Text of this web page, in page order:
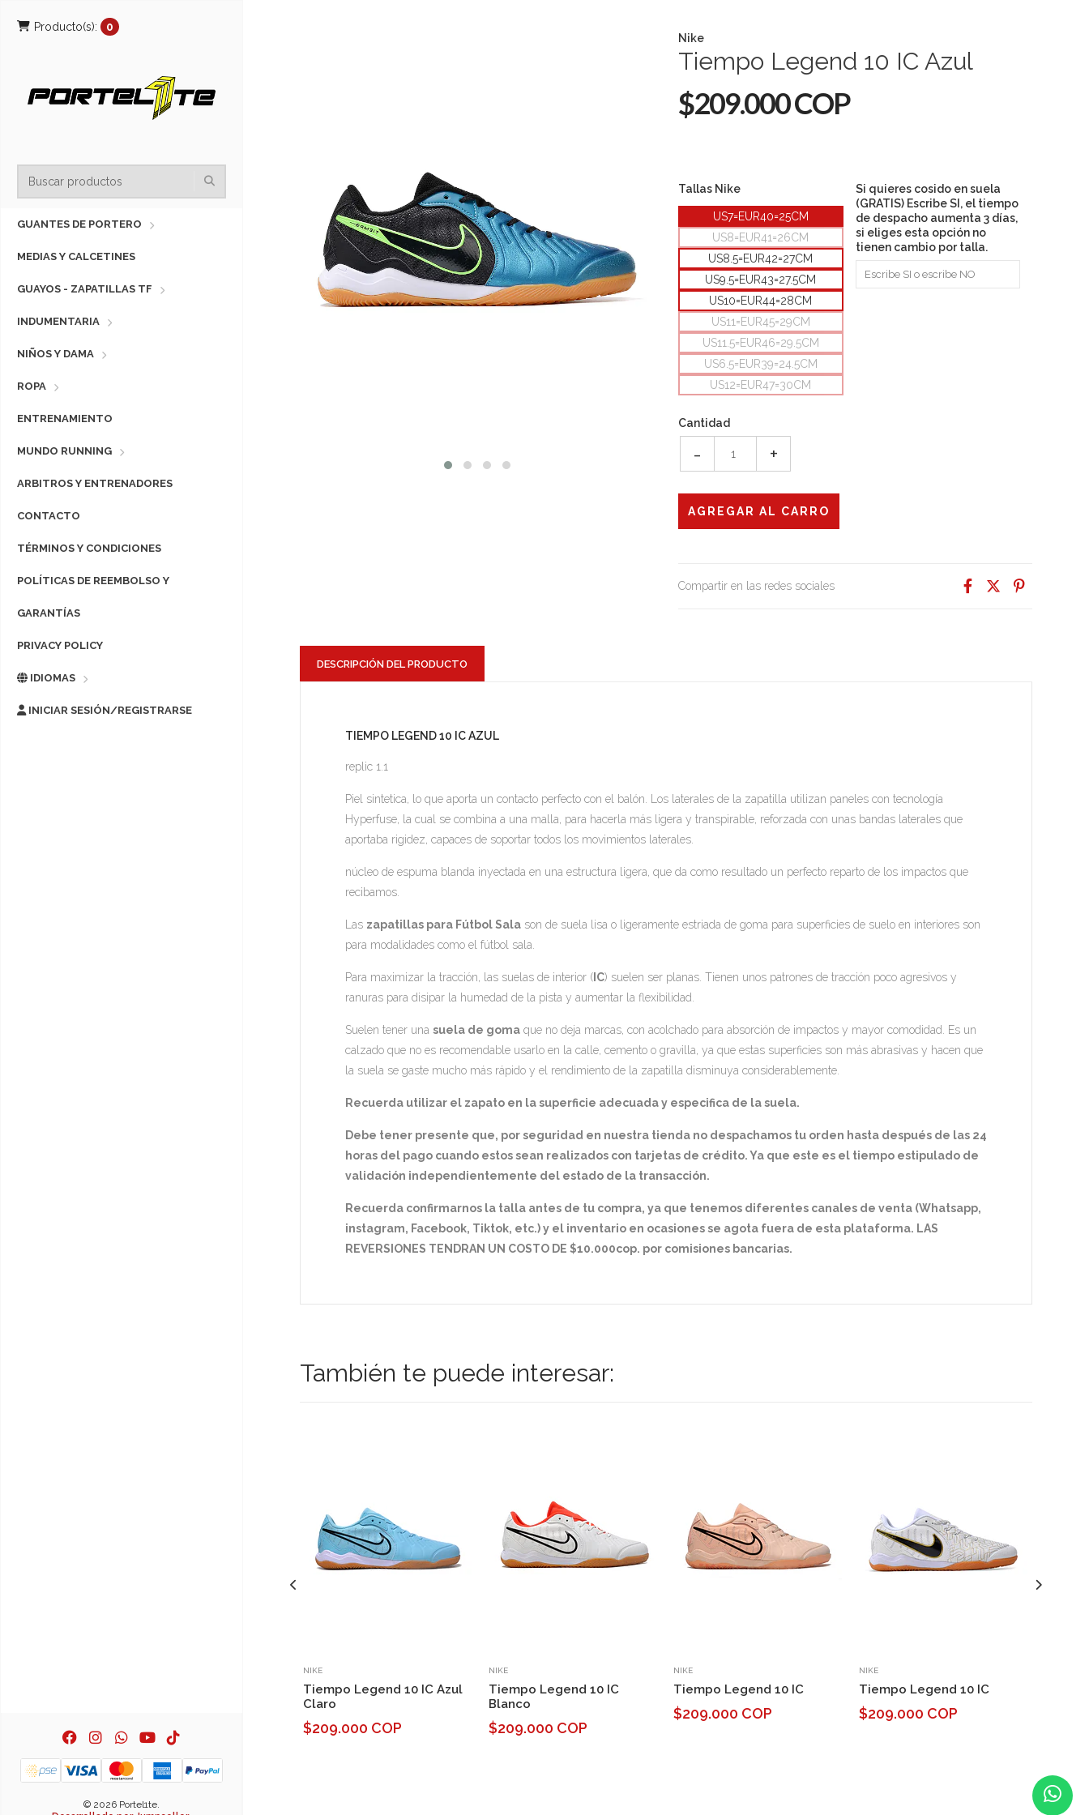
Producto(s): 0
GUANTES DE PORTERO
MEDIAS Y CALCETINES
GUAYOS - ZAPATILLAS TF
INDUMENTARIA
NIÑOS Y DAMA
ROPA
ENTRENAMIENTO
MUNDO RUNNING
ARBITROS Y ENTRENADORES
CONTACTO
TÉRMINOS Y CONDICIONES
POLÍTICAS DE REEMBOLSO Y
GARANTÍAS
PRIVACY POLICY
IDIOMAS
INICIAR SESIÓN/REGISTRARSE
© 2026 Portel1te.
Nike
Tiempo Legend 10 IC Azul
$209.000 COP
Tallas Nike
US7=EUR40=25CM
US8=EUR41=26CM
US8.5=EUR42=27CM
US9.5=EUR43=27.5CM
US10=EUR44=28CM
US11=EUR45=29CM
US11.5=EUR46=29.5CM
US6.5=EUR39=24.5CM
US12=EUR47=30CM
Si quieres cosido en suela
(GRATIS) Escribe SI, el tiempo
de despacho aumenta 3 días,
si eliges esta opción no
tienen cambio por talla.
Cantidad
- +
Compartir en las redes sociales
DESCRIPCIÓN DEL PRODUCTO
TIEMPO LEGEND 10 IC AZUL
replic 1.1
Piel sintetica, lo que aporta un contacto perfecto con el balón. Los laterales de la zapatilla utilizan paneles con tecnología
Hyperfuse, la cual se combina a una malla, para hacerla más ligera y transpirable, reforzada con unas bandas laterales que
aportaba rigidez, capaces de soportar todos los movimientos laterales.
núcleo de espuma blanda inyectada en una estructura ligera, que da como resultado un perfecto reparto de los impactos que
recibamos.
Las zapatillas para Fútbol Sala son de suela lisa o ligeramente estriada de goma para superficies de suelo en interiores son
para modalidades como el fútbol sala.
Para maximizar la tracción, las suelas de interior ( IC) suelen ser planas. Tienen unos patrones de tracción poco agresivos y
ranuras para disipar la humedad de la pista y aumentar la flexibilidad.
Suelen tener una suela de goma que no deja marcas, con acolchado para absorción de impactos y mayor comodidad. Es un
calzado que no es recomendable usarlo en la calle, cemento o gravilla, ya que estas superficies son más abrasivas y hacen que
la suela se gaste mucho más rápido y el rendimiento de la zapatilla disminuya considerablemente.
Recuerda utilizar el zapato en la superficie adecuada y especifica de la suela.
Debe tener presente que, por seguridad en nuestra tienda no despachamos tu orden hasta después de las 24
horas del pago cuando estos sean realizados con tarjetas de crédito. Ya que este es el tiempo estipulado de
validación independientemente del estado de la transacción.
Recuerda confirmarnos la talla antes de tu compra, ya que tenemos diferentes canales de venta (Whatsapp,
instagram, Facebook, Tiktok, etc.) y el inventario en ocasiones se agota fuera de esta plataforma. LAS
REVERSIONES TENDRAN UN COSTO DE $10.000cop. por comisiones bancarias.
También te puede interesar:
NIKE
Tiempo Legend 10 IC Azul
Claro
$209.000 COP
NIKE
Tiempo Legend 10 IC
Blanco
$209.000 COP
NIKE
Tiempo Legend 10 IC
$209.000 COP
NIKE
Tiempo Legend 10 IC
$209.000 COP